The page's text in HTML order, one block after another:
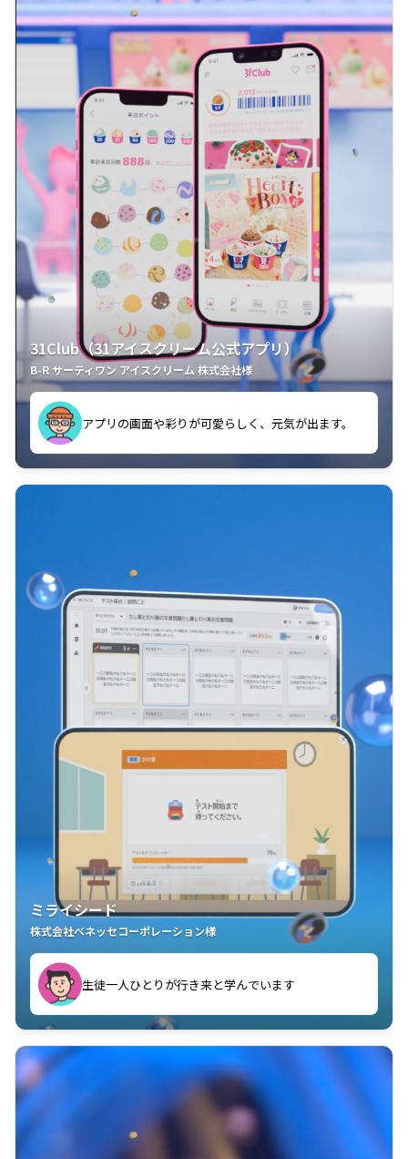
31Club（31アイスクリーム公式アプリ）
B-R サーティワン アイスクリーム 株式会社様
アプリの画面や彩りが可愛らしく、元気が出ます。
クラスごとに特典があるようなので使うのが楽しいで
す。
ミライシード
株式会社ベネッセコーポレーション様
生徒一人ひとりが行き来と学んでいます
教室中の児童生徒が「問題が解けてうれしい」「解く
ことが楽しい」を実感しています